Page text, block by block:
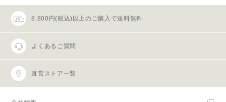
8,800円(税込)以上のご購入で送料無料
よくあるご質問
直営ストア一覧